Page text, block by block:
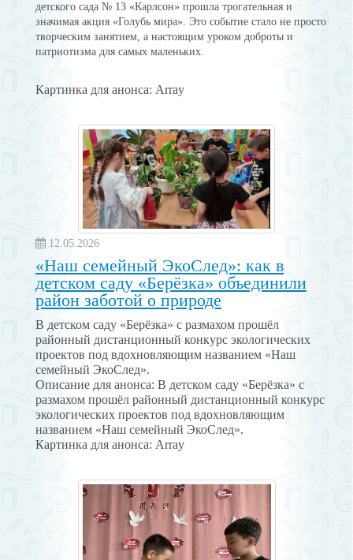
детского сада № 13 «Карлсон» прошла трогательная и
значимая акция «Голубь мира». Это событие стало не просто
творческим занятием, а настоящим уроком доброты и
патриотизма для самых маленьких.
Картинка для анонса: Array
12.05.2026
«Наш семейный ЭкоСлед»: как в
детском саду «Берёзка» объединили
район заботой о природе
В детском саду «Берёзка» с размахом прошёл
районный дистанционный конкурс экологических
проектов под вдохновляющим названием «Наш
семейный ЭкоСлед».
Описание для анонса: В детском саду «Берёзка» с
размахом прошёл районный дистанционный конкурс
экологических проектов под вдохновляющим
названием «Наш семейный ЭкоСлед».
Картинка для анонса: Array